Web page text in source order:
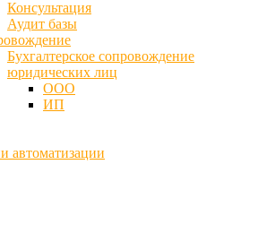
Консультация
Аудит базы
Бухгалтерское сопровождение
юридических лиц
ООО
ИП
автоматизации